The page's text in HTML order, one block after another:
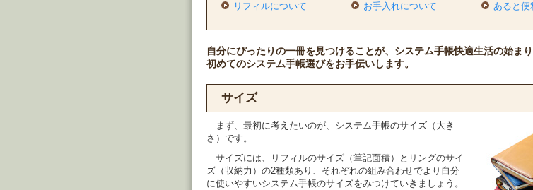
リフィルについて
お手入れについて あると便
自分にぴったりの一冊を見つけることが、システム手帳快適生活の始まり
初めてのシステム手帳選びをお手伝いします。
サイズ
まず、最初に考えたいのが、システム手帳のサイズ（大き
さ）です。
サイズには、リフィルのサイズ（筆記面積）とリングのサイ
ズ（収納力）の2種類あり、それぞれの組み合わせでより自分
に使いやすいシステム手帳のサイズをみつけていきましょう。